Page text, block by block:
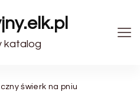
katalog
świerk na pniu